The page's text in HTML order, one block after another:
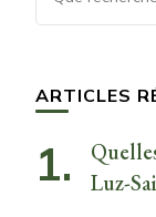
recherchiez
ARTICLES
Luz-